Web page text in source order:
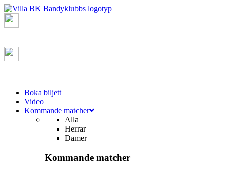
Boka biljett
Video
Kommande matcher
Alla
Herrar
Damer
Kommande matcher